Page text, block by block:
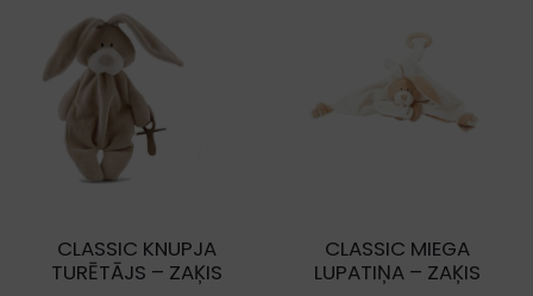
€35.00.
CLASSIC KNUPJA
TURĒTĀJS – ZAĶIS
CLASSIC MIEGA
LUPATIŅA – ZAĶIS